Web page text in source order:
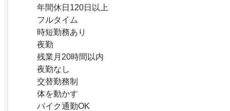
年間休日120日以上
フルタイム
時短勤務あり
夜勤
残業月20時間以内
夜勤なし
交替勤務制
体を動かす
バイク通勤OK